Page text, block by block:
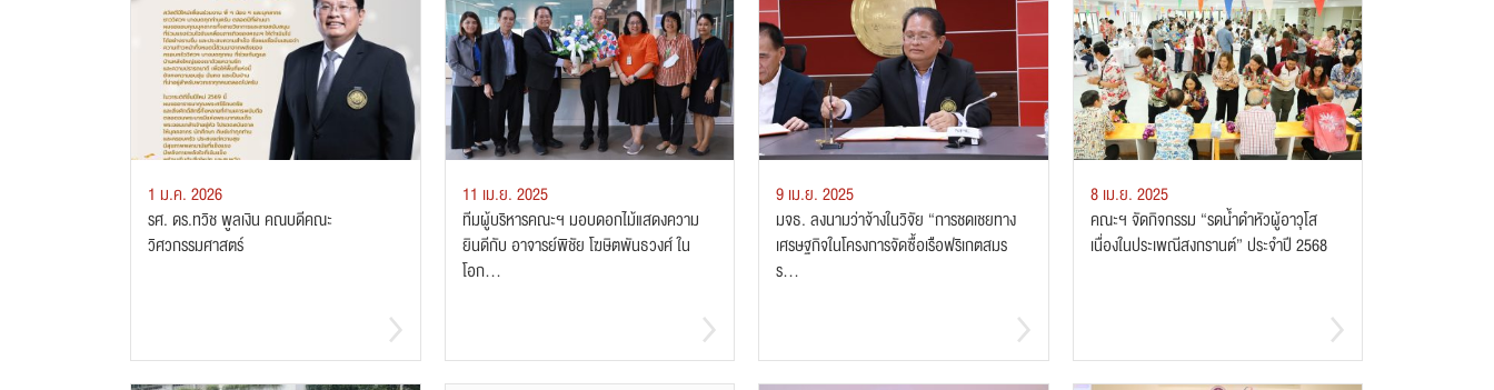
1 ม.ค. 2026
รศ. ดร.ทวิช พูลเงิน คณบดีคณะ
วิศวกรรมศาสตร์
11 เม.ย. 2025
ทีมผู้บริหารคณะฯ มอบดอกไม้แสดงความ
ยินดีกับ อาจารย์พิชัย โฆษิตพันธวงศ์ ใน
โอก...
9 เม.ย. 2025
มจธ. ลงนามว่าจ้างในวิจัย “การชดเชยทาง
เศรษฐกิจในโครงการจัดซื้อเรือฟริเกตสมร
ร...
8 เม.ย. 2025
คณะฯ จัดกิจกรรม “รดน้ำดำหัวผู้อาวุโส
เนื่องในประเพณีสงกรานต์” ประจำปี 2568